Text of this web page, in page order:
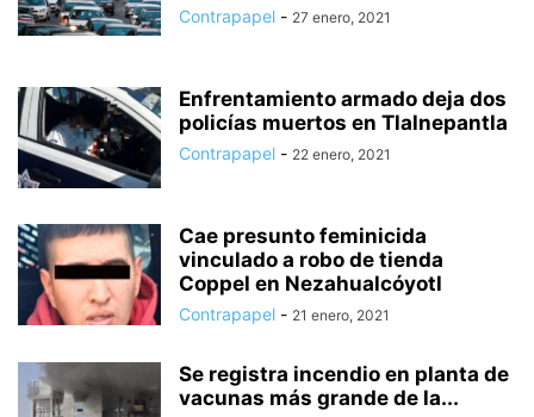
Contrapapel - 27 enero, 2021
Enfrentamiento armado deja dos
policías muertos en Tlalnepantla
Contrapapel - 22 enero, 2021
Cae presunto feminicida
vinculado a robo de tienda
Coppel en Nezahualcóyotl
Contrapapel - 21 enero, 2021
Se registra incendio en planta de
vacunas más grande de la...